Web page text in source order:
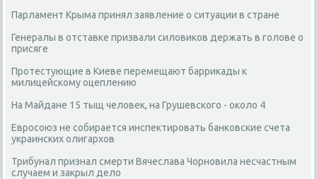
Парламент Крыма принял заявление о ситуации в стране
Генералы в отставке призвали силовиков держать в голове о
присяге
Протестующие в Киеве перемещают баррикады к
милицейскому оцеплению
На Майдане 15 тыщ человек, на Грушевского - около 4
Евросоюз не собирается инспектировать банковские счета
украинских олигархов
Трибунал признал смерти Вячеслава Чорновила несчастным
случаем и закрыл дело